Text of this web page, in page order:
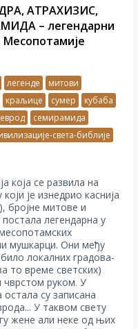
АТРАХИЗИС,
– легендарни
легенде
митови
краљице сумер
кубаба
семирамида
света-библије
која се развила на
је изнедрио каснија
бројне митове и
легендарна у
мушкарци. Они међу
локалних градова-
то време светских)
чврстом руком. У
су записана
У таквом свету
жене али неке од њих